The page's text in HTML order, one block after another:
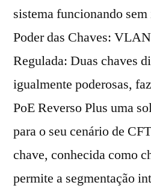
sistema funcionando
Poder das Chaves:
Regulada: Duas chaves
igualmente poderosas,
PoE Reverso Plus uma
para o seu cenário de
chave, conhecida como
permite a segmentação